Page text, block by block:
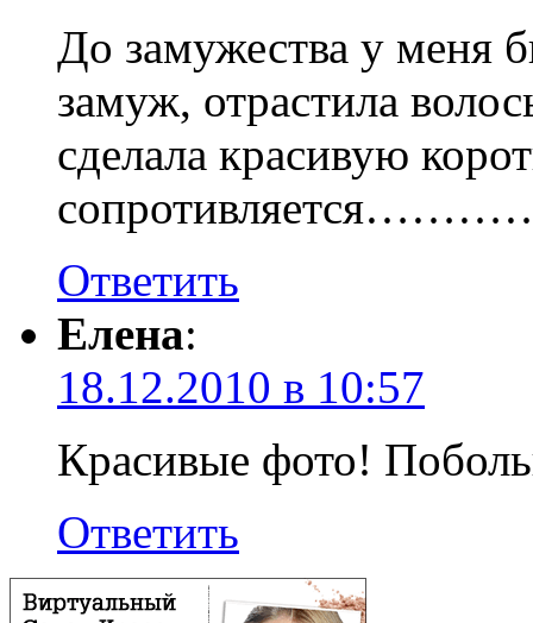
До замужества у меня
замуж, отрастила
сделала красивую
Ответить
Елена:
18.12.2010 в 10:57
Красивые фото!
Ответить